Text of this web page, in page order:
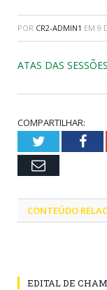
POR CR2-ADMIN1 EM 9
ATAS DAS
COMPARTILHAR:
Twitter
Email
CONTEÚDO
EDITAL DE